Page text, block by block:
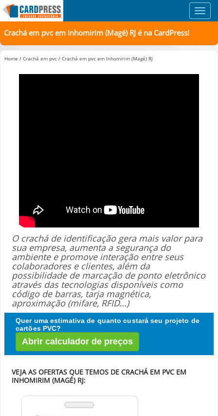
Crachá em pvc em Inhomirim (Magé) RJ é na CardPress!
Home / Crachá em pvc / Crachá em pvc em Inhomirim (Magé) RJ
O crachá de identificação gera mais valor para
sua empresa, aumenta a segurança do
ambiente e promove interação entre seus
colaboradores e clientes, além da
possibilidade de marcação de ponto eletrônico
através das tecnologias disponíveis como
código de barras, tarja magnética,
aproximação (mifare, RFID...)
Quer uma estimativa de quanto custará seu projeto de
cartões PVC?
Abrir calculador de preços
VEJA AS OFERTAS QUE TEMOS DE CRACHÁ EM PVC EM
INHOMIRIM (MAGÉ) RJ: